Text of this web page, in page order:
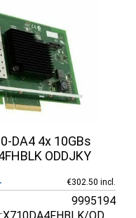
DA4 4x 10GBs
ODDJKY
€302.50 incl.
9995194